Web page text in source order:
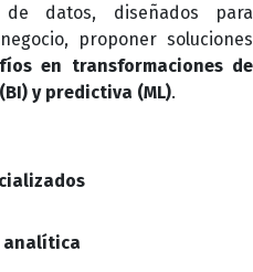
datos, diseñados para
proponer soluciones
en transformaciones de
y predictiva (ML).